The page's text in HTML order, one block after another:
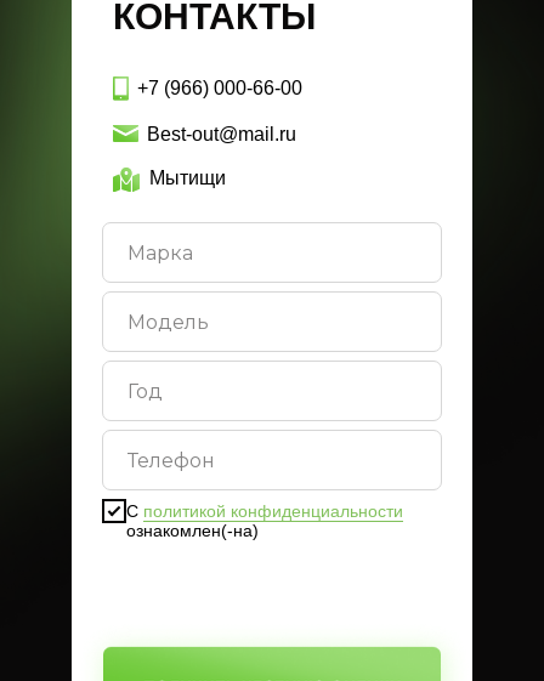
Best-out@mail.ru
Мытищи
+7 (966) 000-66-00
С политикой конфиденциальности
ознакомлен(-на)
КОНТАКТЫ